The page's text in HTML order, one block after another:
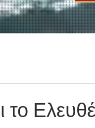
το